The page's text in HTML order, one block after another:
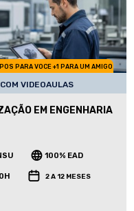
PARA VOCE +1 PARA UM AMIGO
COM VIDEOAULAS
EM ENGENHARIA
100% EAD
2 A 12 MESES